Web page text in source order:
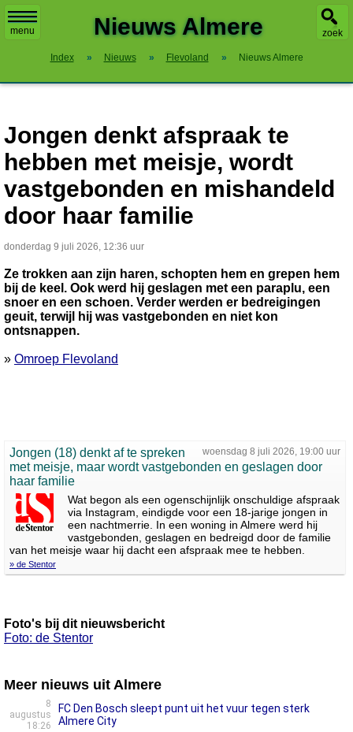
menu zoek
Nieuws Almere
Index » Nieuws » Flevoland » Nieuws Almere
Jongen denkt afspraak te
hebben met meisje, wordt
vastgebonden en mishandeld
door haar familie
donderdag 9 juli 2026, 12:36 uur
Ze trokken aan zijn haren, schopten hem en grepen hem
bij de keel. Ook werd hij geslagen met een paraplu, een
snoer en een schoen. Verder werden er bedreigingen
geuit, terwijl hij was vastgebonden en niet kon
ontsnappen.
» Omroep Flevoland
woensdag 8 juli 2026, 19:00 uur
Jongen (18) denkt af te spreken
met meisje, maar wordt vastgebonden en geslagen door
haar familie
Wat begon als een ogenschijnlijk onschuldige afspraak
via Instagram, eindigde voor een 18-jarige jongen in
een nachtmerrie. In een woning in Almere werd hij
vastgebonden, geslagen en bedreigd door de familie
van het meisje waar hij dacht een afspraak mee te hebben.
» de Stentor
Foto's bij dit nieuwsbericht
Foto: de Stentor
Meer nieuws uit Almere
8
augustus
18:26
FC Den Bosch sleept punt uit het vuur tegen sterk
Almere City